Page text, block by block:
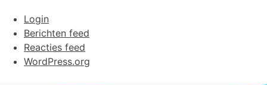
Login
Berichten feed
Reacties feed
WordPress.org